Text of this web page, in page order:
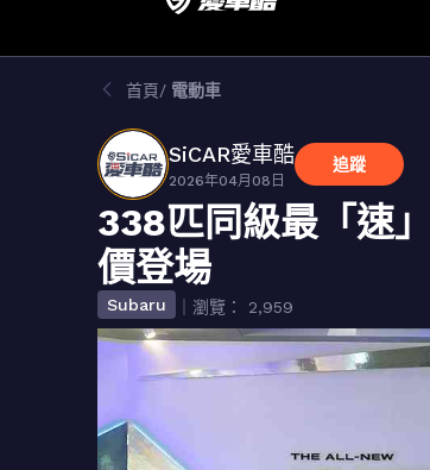
首頁 電動車
SiCAR愛車酷
2026年04月08日
追蹤
338匹同級最「速
價登場
Subaru ｜瀏覽： 2,959